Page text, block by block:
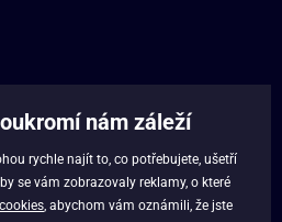
nám záleží
rychle najít to, co potřebujete, ušetří
se vám zobrazovaly reklamy, o které
cookies , abychom vám oznámili, že jste